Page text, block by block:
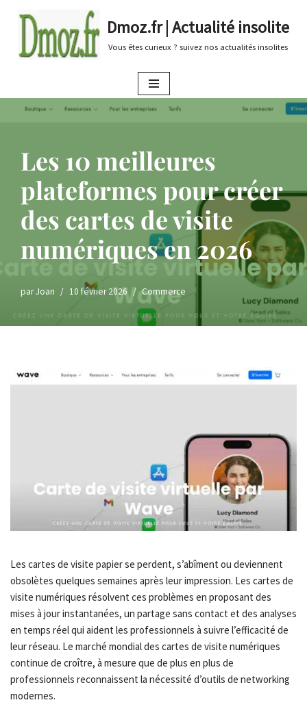
au
Dmoz.fr | Actualité insolite
Vous êtes curieux ? suivez nos actualités insolites
Les 10 meilleures
plateformes pour créer
des cartes de visite
numériques en 2026
parJoan 10 février 2026 Commerce
Les cartes de visite papier se perdent, s’abîment ou deviennent
obsolètes quelques semaines après leur impression. Les cartes de
visite numériques résolvent ces problèmes en proposant des
mises à jour instantanées, un partage sans contact et des analyses
en temps réel qui aident les professionnels à suivre l’efficacité de
leur réseau. Le marché mondial des cartes de visite numériques
continue de croître, à mesure que de plus en plus de
professionnels reconnaissent la nécessité d’outils de networking
modernes.